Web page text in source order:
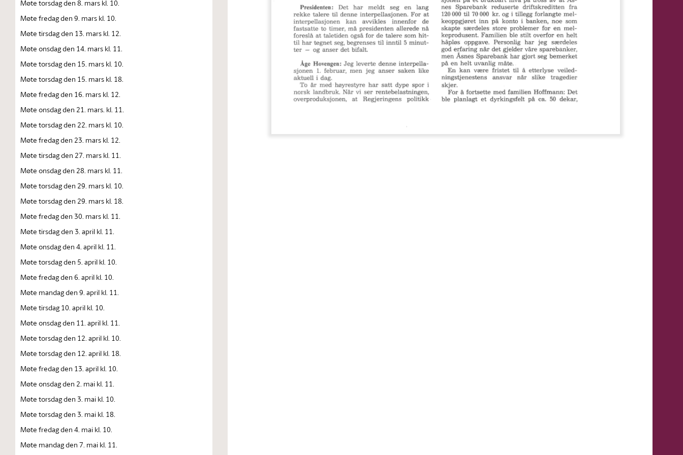
Møte torsdag den 8. mars kl. 10.
Møte fredag den 9. mars kl. 10.
Møte tirsdag den 13. mars kl. 12.
Møte onsdag den 14. mars kl. 11.
Møte torsdag den 15. mars kl. 10.
Møte torsdag den 15. mars kl. 18.
Møte fredag den 16. mars kl. 12.
Møte onsdag den 21. mars. kl. 11.
Møte torsdag den 22. mars kl. 10.
Møte fredag den 23. mars kl. 12.
Møte tirsdag den 27. mars kl. 11.
Møte onsdag den 28. mars kl. 11.
Møte torsdag den 29. mars kl. 10.
Møte torsdag den 29. mars kl. 18.
Møte fredag den 30. mars kl. 11.
Møte tirsdag den 3. april kl. 11.
Møte onsdag den 4. april kl. 11.
Møte torsdag den 5. april kl. 10.
Møte fredag den 6. april kl. 10.
Møte mandag den 9. april kl. 11.
Møte tirsdag 10. april kl. 10.
Møte onsdag den 11. april kl. 11.
Møte torsdag den 12. april kl. 10.
Møte torsdag den 12. april kl. 18.
Møte fredag den 13. april kl. 10.
Møte onsdag den 2. mai kl. 11.
Møte torsdag den 3. mai kl. 10.
Møte torsdag den 3. mai kl. 18.
Møte fredag den 4. mai kl. 10.
Møte mandag den 7. mai kl. 11.